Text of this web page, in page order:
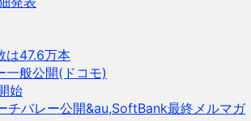
は47.6万本
一般公開(ドコモ)
始
チバレー公開&au,SoftBank最終メルマガ